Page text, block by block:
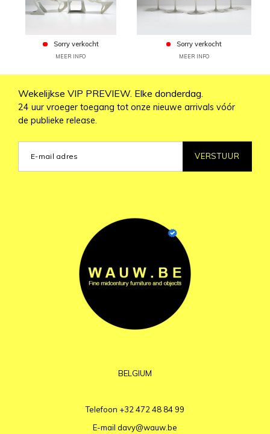
Sorry verkocht
MEER INFO
Sorry verkocht
MEER INFO
Wekelijkse VIP PREVIEW. Elke donderdag.
24 uur vroeger toegang tot onze nieuwe arrivals vóór
de publieke release.
VERSTUUR
BELGIUM
Telefoon +32 472 48 84 99
E-mail davy@wauw.be